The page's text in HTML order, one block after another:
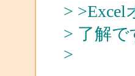
> >Excel
> 了解で
>